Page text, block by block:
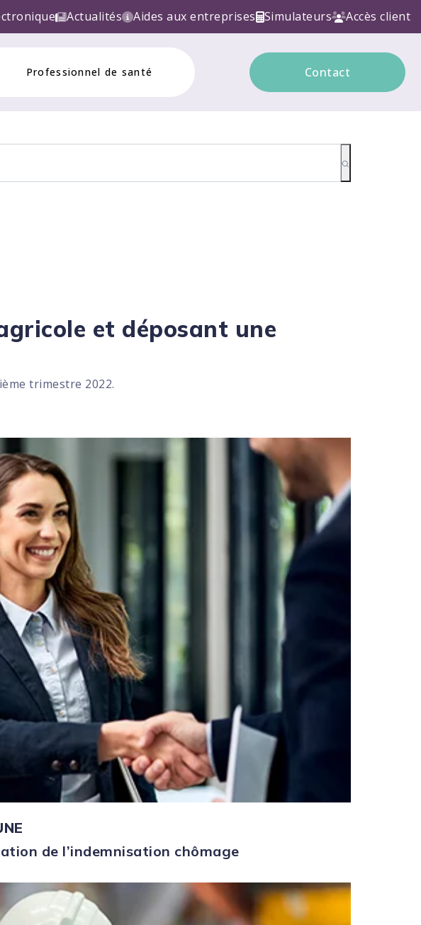
la FACTURE ELECTRONIQUE ! Contactez nous!
Actualités Aides aux entreprises Simulateurs Accès client
Professionnel de santé Contact
et déposant une
trimestre 2022.
de l’indemnisation chômage